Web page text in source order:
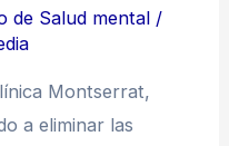
de Salud mental /
Montserrat,
a eliminar las